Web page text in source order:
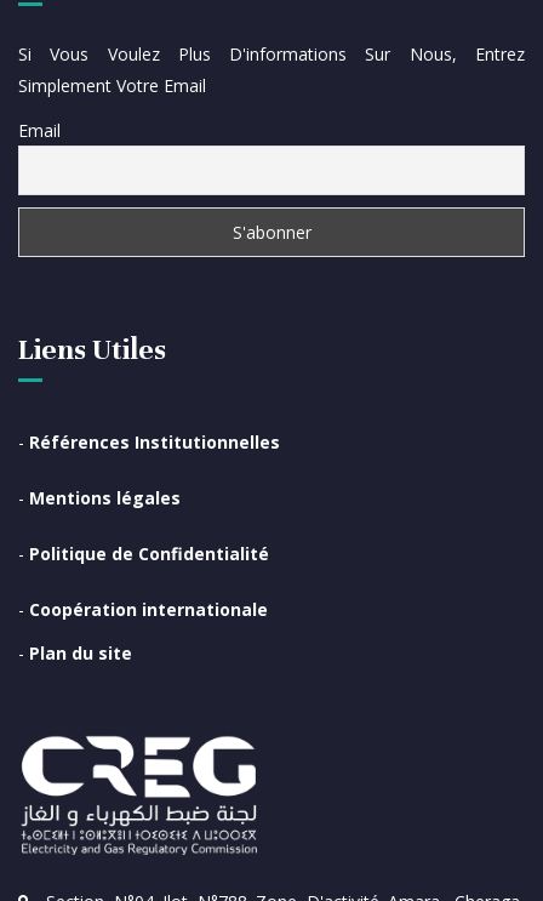
Liens Utiles
- Références Institutionnelles
- Mentions légales
- Politique de Confidentialité
- Coopération internationale
- Plan du site
Si Vous Voulez Plus D'informations Sur Nous, Entrez
Simplement Votre Email
Email